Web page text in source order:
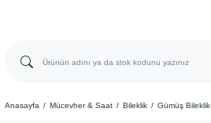
Anasayfa Mücevher & Saat Bileklik Gümüş Bileklik